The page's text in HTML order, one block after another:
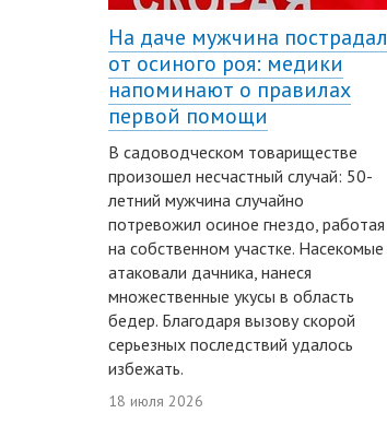
На даче мужчина пострадал
от осиного роя: медики
напоминают о правилах
первой помощи
В садоводческом товариществе
произошел несчастный случай: 50-
летний мужчина случайно
потревожил осиное гнездо, работая
на собственном участке. Насекомые
атаковали дачника, нанеся
множественные укусы в область
бедер. Благодаря вызову скорой
серьезных последствий удалось
избежать.
18 июля 2026